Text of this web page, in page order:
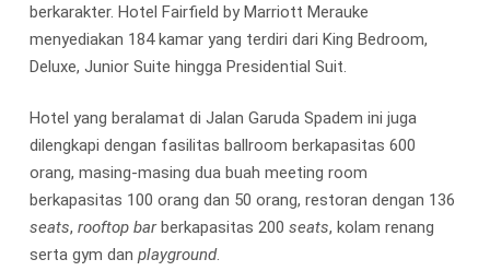
berkarakter. Hotel Fairfield by Marriott Merauke
menyediakan 184 kamar yang terdiri dari King Bedroom,
Deluxe, Junior Suite hingga Presidential Suit.
Hotel yang beralamat di Jalan Garuda Spadem ini juga
dilengkapi dengan fasilitas ballroom berkapasitas 600
orang, masing-masing dua buah meeting room
berkapasitas 100 orang dan 50 orang, restoran dengan 136
seats, rooftop barberkapasitas 200 seats, kolam renang
serta gym dan playground.